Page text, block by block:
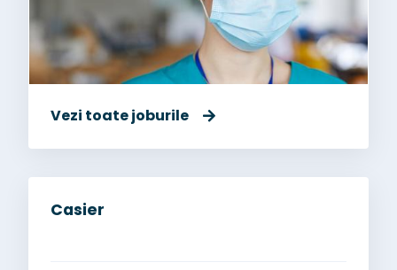
Vezi toate joburile
Casier